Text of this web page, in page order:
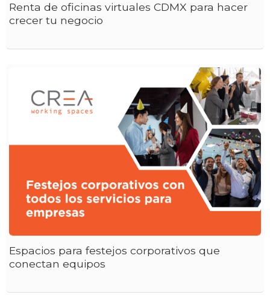
Renta de oficinas virtuales CDMX para hacer
crecer tu negocio
Espacios para festejos corporativos que
conectan equipos